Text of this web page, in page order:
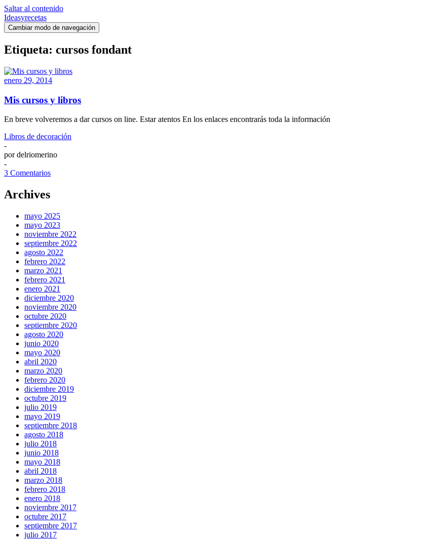
Saltar al contenido
Ideasyrecetas
Cambiar modo de navegación
Etiqueta: cursos fondant
enero 29, 2014
Mis cursos y libros
En breve volveremos a dar cursos on line. Estar atentos En los enlaces encontrarás toda la información
Libros de decoración
-
pordelriomerino
-
3 Comentarios
Archives
mayo 2025
mayo 2023
noviembre 2022
septiembre 2022
agosto 2022
febrero 2022
marzo 2021
febrero 2021
enero 2021
diciembre 2020
noviembre 2020
octubre 2020
septiembre 2020
agosto 2020
junio 2020
mayo 2020
abril 2020
marzo 2020
febrero 2020
diciembre 2019
octubre 2019
julio 2019
mayo 2019
septiembre 2018
agosto 2018
julio 2018
junio 2018
mayo 2018
abril 2018
marzo 2018
febrero 2018
enero 2018
noviembre 2017
octubre 2017
septiembre 2017
julio 2017